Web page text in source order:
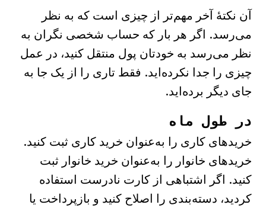
آن نکتهٔ آخر مهم‌تر از چیزی است که به نظر
می‌رسد. اگر هر بار که حساب شخصی نگران به
نظر می‌رسد به خودتان پول منتقل کنید، در عمل
چیزی را جدا نکرده‌اید. فقط تاری را از یک جا به
جای دیگر برده‌اید.
در طول ماه
خریدهای کاری را به‌عنوان خرید کاری ثبت کنید.
خریدهای خانوار را به‌عنوان خرید خانوار ثبت
کنید. اگر اشتباهی از کارت نادرست استفاده
کردید، دسته‌بندی را اصلاح کنید و بازپرداخت یا